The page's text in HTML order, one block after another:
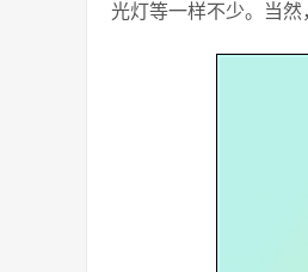
光灯等一样不少。当然